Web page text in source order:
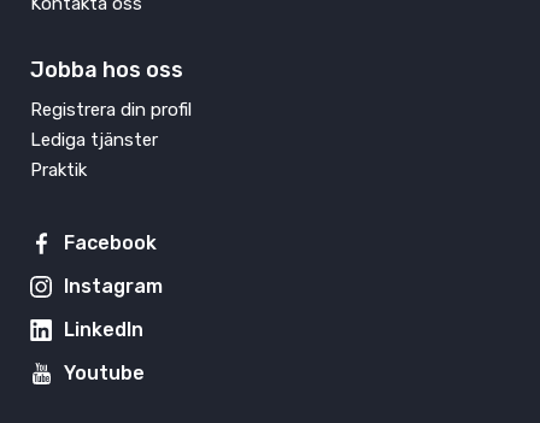
Jobba hos oss
Registrera din profil
Lediga tjänster
Praktik
Facebook
Instagram
LinkedIn
Youtube